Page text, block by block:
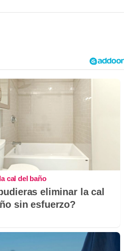
cal del baño
eliminar la cal
sin esfuerzo?